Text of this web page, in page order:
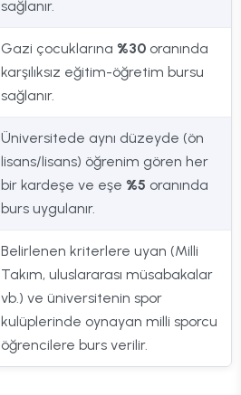
sağlanır.
Gazi çocuklarına %30 oranında
karşılıksız eğitim-öğretim bursu
sağlanır.
Üniversitede aynı düzeyde (ön
lisans/lisans) öğrenim gören her
bir kardeşe ve eşe %5 oranında
burs uygulanır.
Belirlenen kriterlere uyan (Milli
Takım, uluslararası müsabakalar
vb.) ve üniversitenin spor
kulüplerinde oynayan milli sporcu
öğrencilere burs verilir.